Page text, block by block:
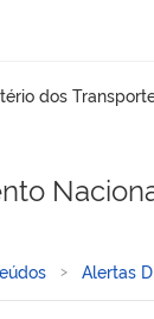
de navegação
Alertas